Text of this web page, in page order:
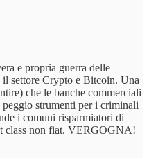
e propria guerra delle
settore Crypto e Bitcoin. Una
che le banche commerciali
strumenti per i criminali
i comuni risparmiatori di
class non fiat. VERGOGNA!